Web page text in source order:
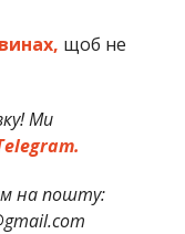
щоб не
Ми
на пошту: